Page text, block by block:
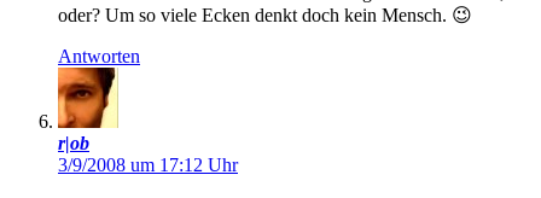
oder? Um so viele Ecken denkt doch kein Mensch. 😉
Antworten
r|ob
3/9/2008 um 17:12 Uhr